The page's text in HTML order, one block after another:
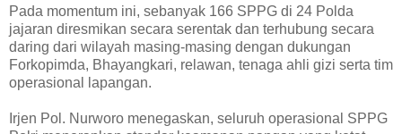
Pada momentum ini, sebanyak 166 SPPG di 24 Polda
jajaran diresmikan secara serentak dan terhubung secara
daring dari wilayah masing-masing dengan dukungan
Forkopimda, Bhayangkari, relawan, tenaga ahli gizi serta tim
operasional lapangan.
Irjen Pol. Nurworo menegaskan, seluruh operasional SPPG